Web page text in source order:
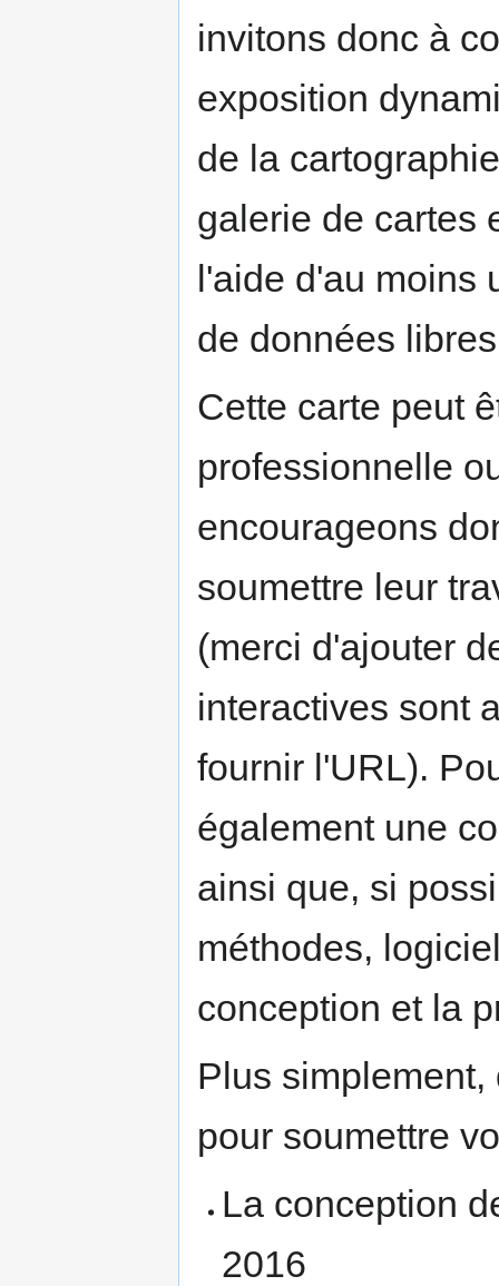
invitons donc à
exposition
de la
galerie de cartes
l'aide d'au moins
de données
Cette carte peut
professionnelle
encourageons
soumettre leur
(merci d'ajouter
interactives sont
fournir l'URL).
également une
ainsi que, si
méthodes,
conception et la
Plus
pour soumettre
La conception
2016